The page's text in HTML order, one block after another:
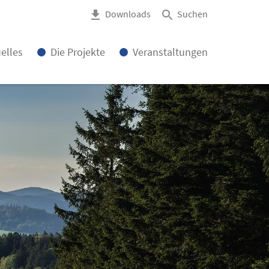
Downloads Suchen
Die Projekte Veranstaltungen